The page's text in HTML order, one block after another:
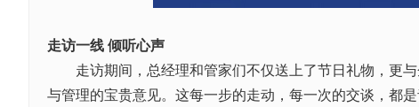
走访一线 倾听心声
走访期间，总经理和管家们不仅送上了节日礼物，更与
与管理的宝贵意见。这每一步的走动，每一次的交谈，都是